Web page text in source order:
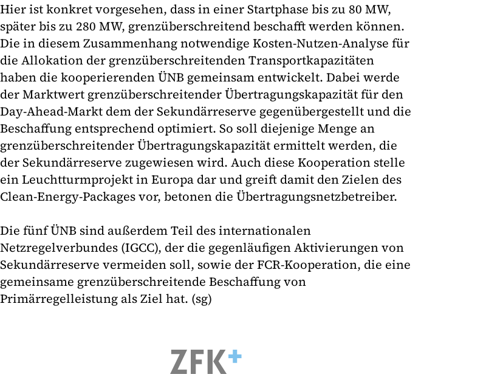
Hier ist konkret vorgesehen, dass in einer Startphase bis zu 80 MW,
später bis zu 280 MW, grenzüberschreitend beschafft werden können.
Die in diesem Zusammenhang notwendige Kosten-Nutzen-Analyse für
die Allokation der grenzüberschreitenden Transportkapazitäten
haben die kooperierenden ÜNB gemeinsam entwickelt. Dabei werde
der Marktwert grenzüberschreitender Übertragungskapazität für den
Day-Ahead-Markt dem der Sekundärreserve gegenübergestellt und die
Beschaffung entsprechend optimiert. So soll diejenige Menge an
grenzüberschreitender Übertragungskapazität ermittelt werden, die
der Sekundärreserve zugewiesen wird. Auch diese Kooperation stelle
ein Leuchtturmprojekt in Europa dar und greift damit den Zielen des
Clean-Energy-Packages vor, betonen die Übertragungsnetzbetreiber.
Die fünf ÜNB sind außerdem Teil des internationalen
Netzregelverbundes (IGCC), der die gegenläufigen Aktivierungen von
Sekundärreserve vermeiden soll, sowie der FCR-Kooperation, die eine
gemeinsame grenzüberschreitende Beschaffung von
Primärregelleistung als Ziel hat. (sg)